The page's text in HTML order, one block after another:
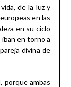
de la luz y
en las
en su ciclo
en torno a
divina de
porque ambas